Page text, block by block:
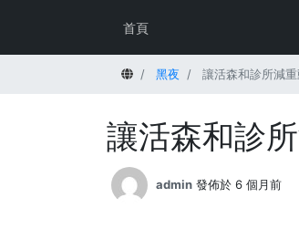
首頁
首頁 黑夜 讓活森和診所減
讓活森和診
admin 發佈於 6 個月前